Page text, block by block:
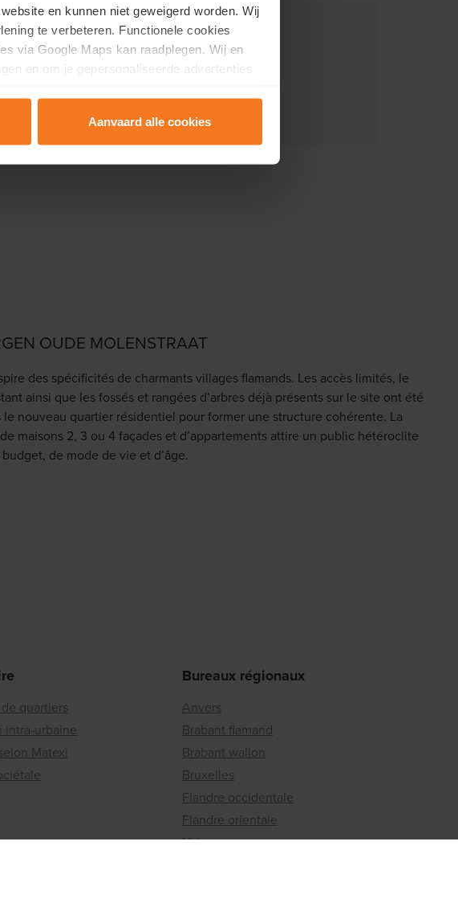
en kunnen niet geweigerd worden. Wij
te verbeteren. Functionele cookies
via Google Maps kan raadplegen. Wij en
en om je gepersonaliseerde advertenties
Aanvaard alle cookies
9200 Grembergen
OUDE MOLENSTRAAT
des spécificités de charmants villages flamands. Les accès limités, le
ainsi que les fossés et rangées d’arbres déjà présents sur le site ont été
le nouveau quartier résidentiel pour former une structure cohérente. La
maisons 2, 3 ou 4 façades et d’appartements attire un public hétéroclite
de mode de vie et d’âge.
quartiers
intra-urbaine
Matexi
Bureaux régionaux
Anvers
Brabant flamand
Brabant wallon
Bruxelles
Flandre occidentale
Flandre orientale
Hainaut